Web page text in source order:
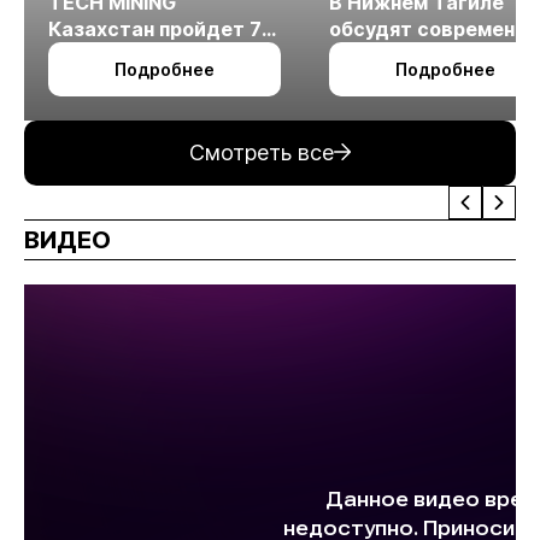
Казахстан пройдет 7
октября в Алматы
Подробнее
обсудят
технологии
измельчения
Подробнее
Смотреть все
ВИДЕО